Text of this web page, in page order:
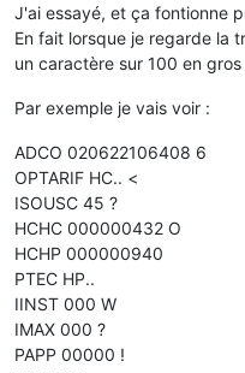
J'ai essayé, et ça fontionne
En fait lorsque je regarde la
un caractère sur 100 en
Par exemple je vais voir :
ADCO 020622106408 6
OPTARIF HC.. <
ISOUSC 45 ?
HCHC 000000432 O
HCHP 000000940
PTEC HP..
IINST 000 W
IMAX 000 ?
PAPP 00000 !